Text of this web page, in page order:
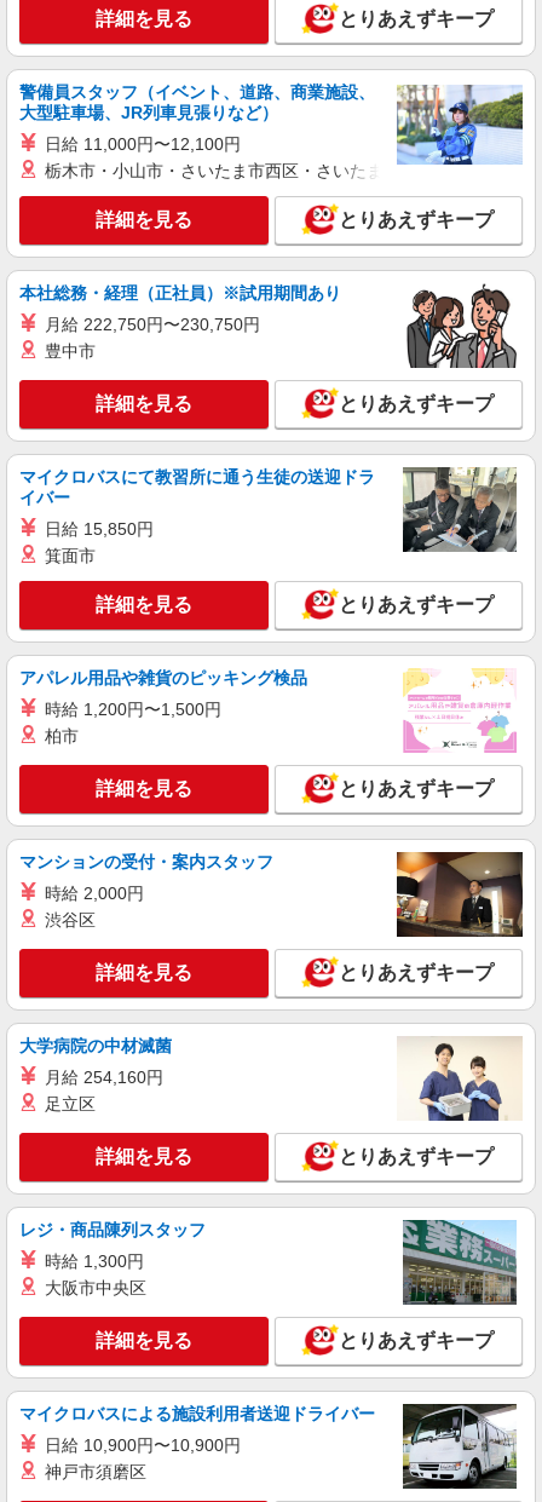
販売スタッフ
［契約社員］月給27万円〜＋個人インセンテ
ィブ（個人売上の1％） ※3〜6ヶ月の試用期間が
あります。その間の給与や待遇に変動はありませ
ん。 ※試用期間中は「契約社員」採用です。試用
期間終了後に正社員登用となります。
東京都渋谷区神宮前六丁目31番21号 東急プ
ラザ原宿 ハラカド
キープ 詳細を見る
株式会社シーエーセールススタッフ/tkNS32235b
アパレル販売
時給1550円〜1650円 22日間勤務の場合＝
264,000円（内訳：時給1600円×実働7時間30分×22
日） ＋残業代（1.25倍：1分単位で支給） ※時
給は経験によります
150-0001 東京都渋谷区神宮前6-17-15 フナダビ
ル
キープ 詳細を見る
派遣社員
株式会社シーエーセールススタッフ/tkGS40220a
時給1450円〜1500円
明治通り 路面店
キープ 詳細を見る
派遣社員
株式会社シーエーセールススタッフ/tkAK41193a
アパレル販売
時給1700円〜1800円 ※経験・能力による 上
記給与＋時間外勤務手当＋交通費支給◎
宇田川町15－1 渋谷PARCO
詳細を見る
株式会社シーエーセールススタッフ/tkHT25544a
アパレル販売
円】 ■22日間勤務の場合＝246,400円（内訳：時
給1,600円×実働7時間×22日） ＋残業代（1.25
倍：1分単位で支給） ※時給は経験により変動し
ます。
150-0001 東京都渋谷区神宮前4丁目12－10 表
キープ 詳細を見る
派遣社員
株式会社シーエーセールススタッフ/tkYU37780a
時給1500円〜1600円 ※経験・能力による 月
収例 1,600円×7.5時間×21日＝252,000円＋残業
代（時給×1.25倍/1分単位）＋交通費全額
150-0001東京都渋谷区神宮前5-2-5 JY表参道ビ
ル 1F
キープ 詳細を見る
詳細を見る とりあえずキープ
警備員スタッフ（イベント、道路、商業施設、
大型駐車場、JR列車見張りなど）
日給 11,000円〜12,100円
栃木市・小山市・さいたま市西区・さいたま市岩槻区・久喜市・
詳細を見る とりあえずキープ
本社総務・経理（正社員）※試用期間あり
月給 222,750円〜230,750円
豊中市
詳細を見る とりあえずキープ
マイクロバスにて教習所に通う生徒の送迎ドラ
イバー
日給 15,850円
箕面市
詳細を見る とりあえずキープ
アパレル用品や雑貨のピッキング検品
時給 1,200円〜1,500円
柏市
詳細を見る とりあえずキープ
マンションの受付・案内スタッフ
時給 2,000円
渋谷区
詳細を見る とりあえずキープ
大学病院の中材滅菌
月給 254,160円
足立区
詳細を見る とりあえずキープ
レジ・商品陳列スタッフ
時給 1,300円
大阪市中央区
詳細を見る とりあえずキープ
マイクロバスによる施設利用者送迎ドライバー
日給 10,900円〜10,900円
神戸市須磨区